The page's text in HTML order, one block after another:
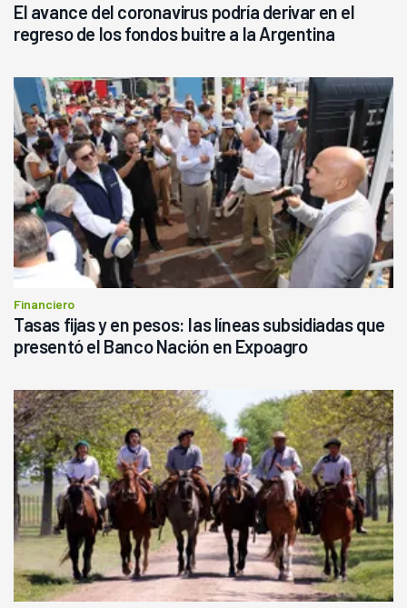
El avance del coronavirus podría derivar en el
regreso de los fondos buitre a la Argentina
Financiero
Tasas fijas y en pesos: las líneas subsidiadas que
presentó el Banco Nación en Expoagro